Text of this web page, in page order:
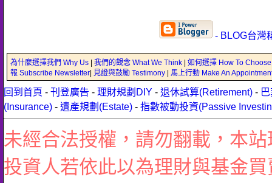
- BLOG台灣
為什麼選擇我們 Why Us 我們的觀念 What We Think 如何選擇 How To Choose
報 Subscribe Newsletter 見證與鼓勵 Testimony 馬上行動 Make An
回到首頁 - 刊登廣告 - 理財規劃DIY - 退休試算(Retirement) -
(Insurance) - 遺產規劃(Estate) - 指數被動投資(Passive
未經合法授權，請勿翻載，本
投資人若依此以為理財與基金